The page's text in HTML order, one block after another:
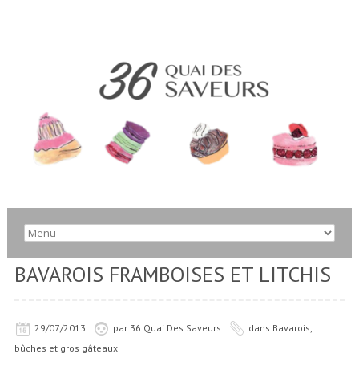
BAVAROIS FRAMBOISES ET LITCHIS
29/07/2013 par 36 Quai Des Saveurs dans Bavarois,
bûches et gros gâteaux